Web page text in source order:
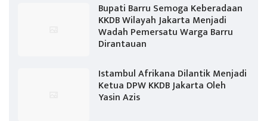
Bupati Barru Semoga Keberadaan
KKDB Wilayah Jakarta Menjadi
Wadah Pemersatu Warga Barru
Dirantauan
Istambul Afrikana Dilantik Menjadi
Ketua DPW KKDB Jakarta Oleh
Yasin Azis